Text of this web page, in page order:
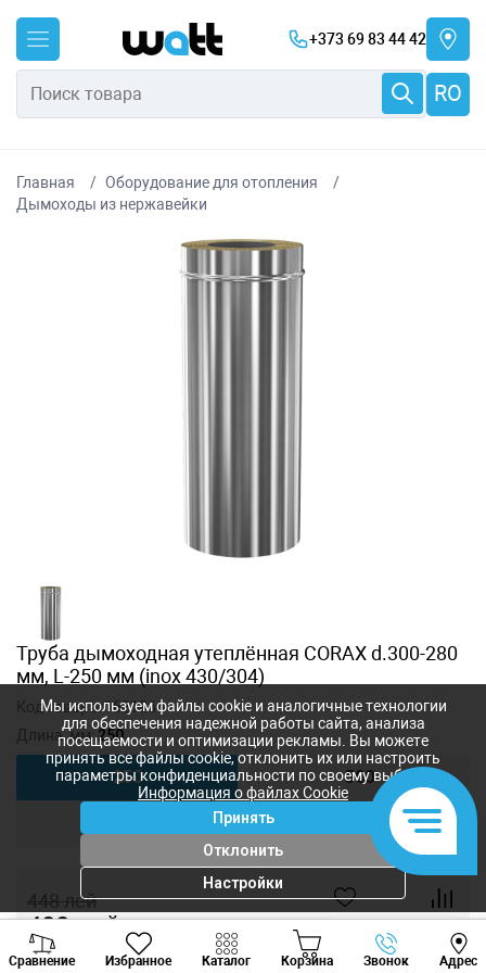
+373 69 83 44 42
RO
Главная
Оборудование для отопления
Дымоходы из нержавейки
Труба дымоходная утеплённая CORAX d.300-280
мм, L-250 мм (inox 430/304)
Код товара:1621866
Длина, мм:250
250 500
448лей
400лей
Сравнение Избранное Каталог Корзина Звонок Адрес
Viber Whatsapp
Мы используем файлы cookie и аналогичные технологии
для обеспечения надежной работы сайта, анализа
посещаемости и оптимизации рекламы. Вы можете
принять все файлы cookie, отклонить их или настроить
параметры конфиденциальности по своему выбору.
Информация о файлах Cookie
Принять
Отклонить
Настройки